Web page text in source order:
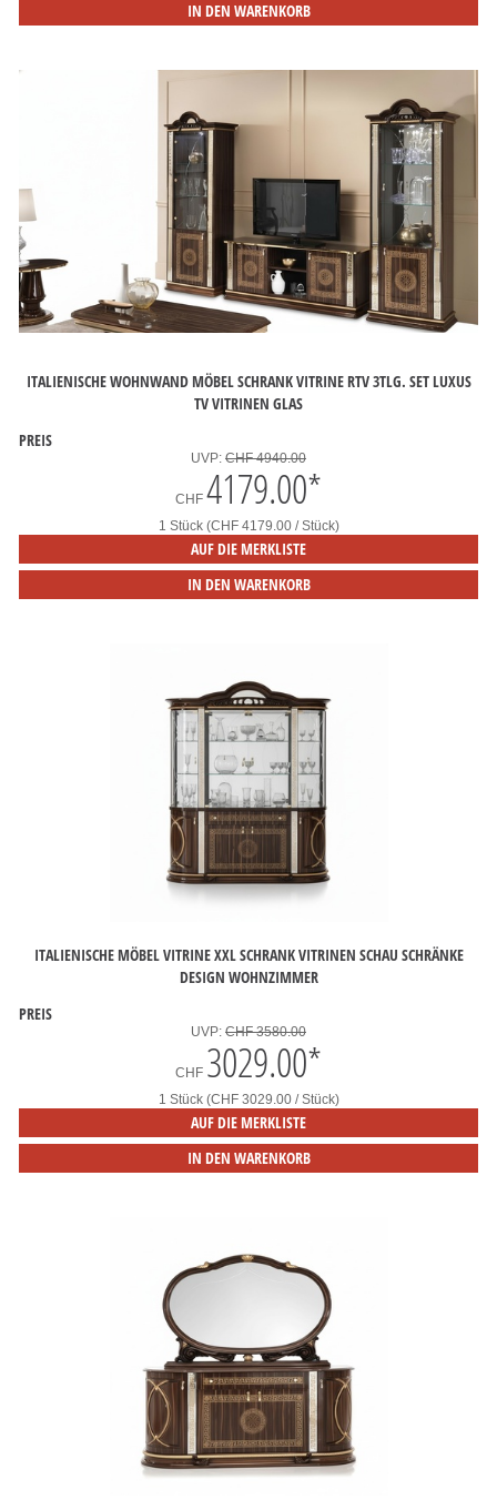
IN DEN WARENKORB
ITALIENISCHE WOHNWAND MÖBEL SCHRANK VITRINE RTV 3TLG. SET LUXUS
TV VITRINEN GLAS
PREIS
UVP: CHF 4940.00
CHF 4179.00*
1 Stück (CHF 4179.00 / Stück)
AUF DIE MERKLISTE
IN DEN WARENKORB
ITALIENISCHE MÖBEL VITRINE XXL SCHRANK VITRINEN SCHAU SCHRÄNKE
DESIGN WOHNZIMMER
PREIS
UVP: CHF 3580.00
CHF 3029.00*
1 Stück (CHF 3029.00 / Stück)
AUF DIE MERKLISTE
IN DEN WARENKORB